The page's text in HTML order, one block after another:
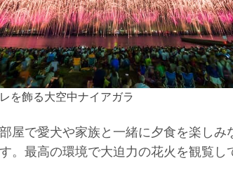
を飾る大空中ナイアガラ
屋で愛犬や家族と一緒に夕食を楽し
。最高の環境で大迫力の花火を観覧し